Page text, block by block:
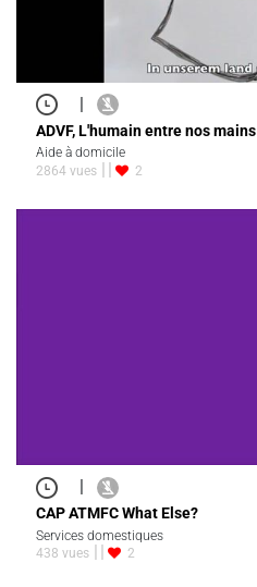
|
ADVF, L'humain entre nos mains
Aide à domicile
2864 vues
2
|
CAP ATMFC What Else?
Services domestiques
438 vues
2